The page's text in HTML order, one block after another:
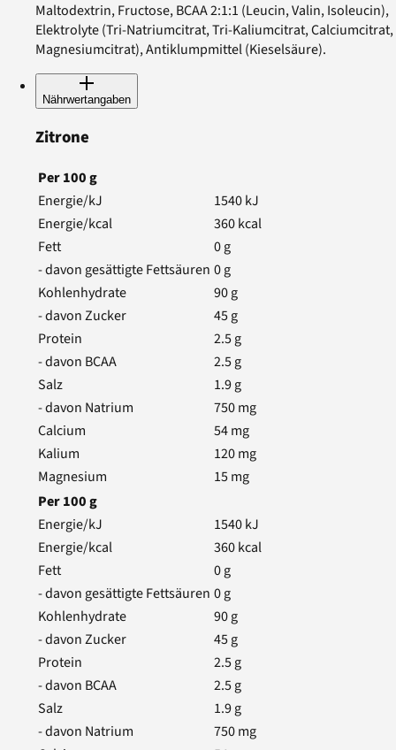
Maltodextrin, Fructose, BCAA 2:1:1 (Leucin, Valin, Isoleucin),
Elektrolyte (Tri-Natriumcitrat, Tri-Kaliumcitrat, Calciumcitrat,
Magnesiumcitrat), Antiklumpmittel (Kieselsäure).
Nährwertangaben
Zitrone
Per100g
Energie/kJ
1540kJ
Energie/kcal
360kcal
Fett
0g
- davon gesättigte Fettsäuren 0g
Kohlenhydrate
90g
- davon Zucker
45g
Protein
2.5g
- davon BCAA
2.5g
Salz
1.9g
- davon Natrium
750mg
Calcium
54mg
Kalium
120mg
Magnesium
15mg
Per100g
Energie/kJ
1540kJ
Energie/kcal
360kcal
Fett
0g
- davon gesättigte Fettsäuren 0g
Kohlenhydrate
90g
- davon Zucker
45g
Protein
2.5g
- davon BCAA
2.5g
Salz
1.9g
- davon Natrium
750mg